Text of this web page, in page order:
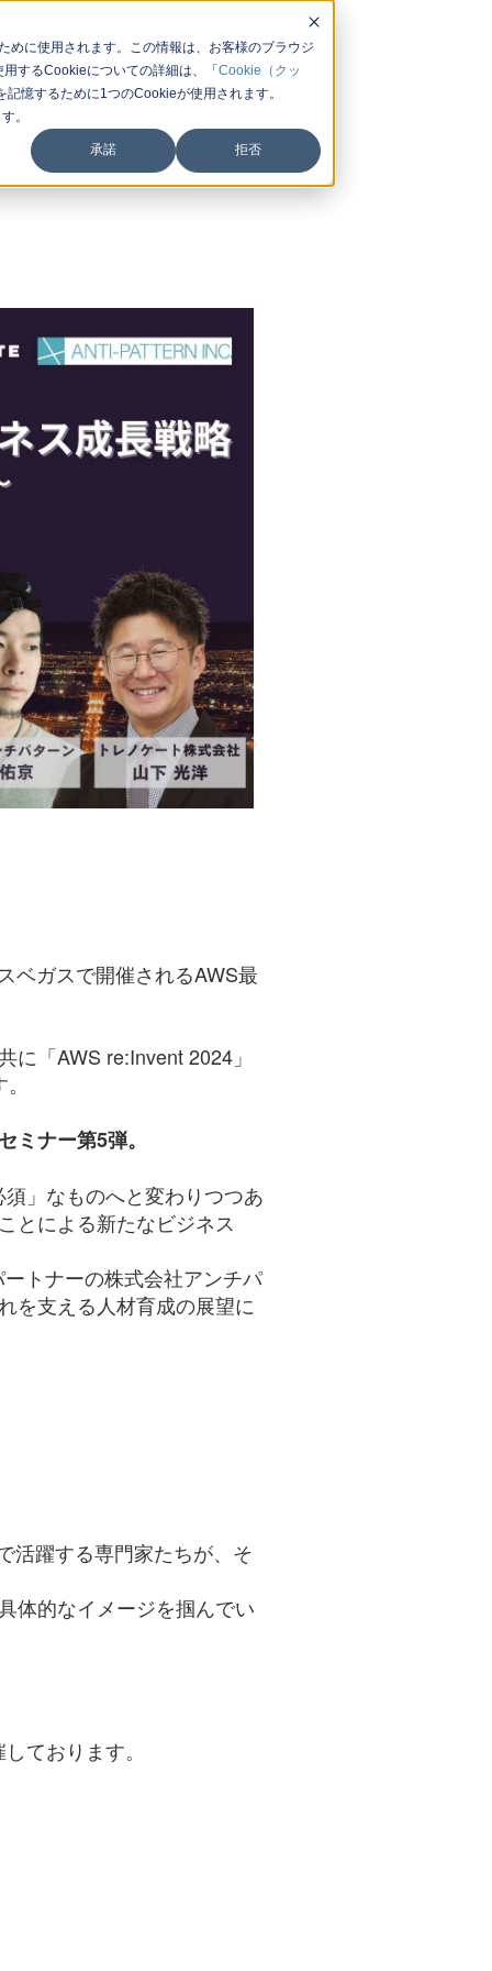
に使用されます。この情報は、お客様のブラウジ
するCookieについての詳細は、「 Cookie（クッ
憶するために1つのCookieが使用されます。
。
承諾 拒否
ベガスで開催されるAWS最
「AWS re:Invent 2024」
ナー第5弾。
」なものへと変わりつつあ
とによる新たなビジネス
トナーの株式会社アンチパ
を支える人材育成の展望に
活躍する専門家たちが、そ
体的なイメージを掴んでい
ております。